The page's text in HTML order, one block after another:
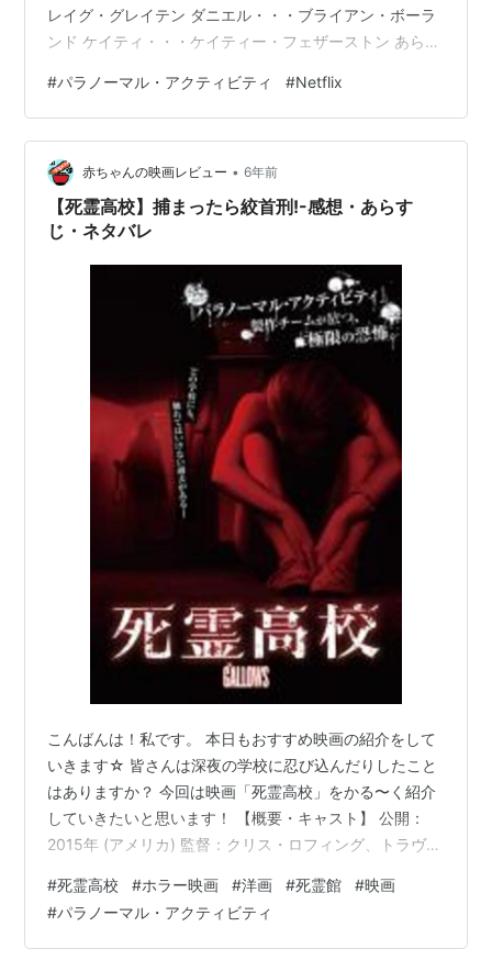
レイグ・グレイテン ダニエル・・・ブライアン・ボーラ
ンド ケイティ・・・ケイティー・フェザーストン あらす
て、空き巣の仕業だと思った2人は家の各所に防犯カメラ
を設置することにする。しかし、防犯カメラを設置した
日から徐々に不可解な現象がクリスティとダニエル一家
を襲うことになる。防犯カメラを確認してみるとそこに
は、人間の仕業では説明のできない事態が起こっている
事が判明する中、この…
#パラノーマル・アクティビティ #Netflix
赤ちゃんの映画レビュー • 6年前
【死霊高校】捕まったら絞首刑!-感想・あらす
じ・ネタバレ
こんばんは！私です。 本日もおすすめ映画の紹介をして
いきます☆ 皆さんは深夜の学校に忍び込んだりしたこと
はありますか？ 今回は映画「死霊高校」をかる〜く紹介
していきたいと思います！ 【概要・キャスト】 公開：
2015年 (アメリカ) 監督：クリス・ロフィング、トラヴィ
ラウン、ライアン・シューズ 【あらすじ・解説】 「パラ
ノーマル・アクティビティ」の製作陣が、主観アングル
で臨場感抜群の戦慄を描き出す。突然首を吊られるとい
#死霊高校 #ホラー映画 #洋画 #死霊館 #映画
#パラノーマル・アクティビティ